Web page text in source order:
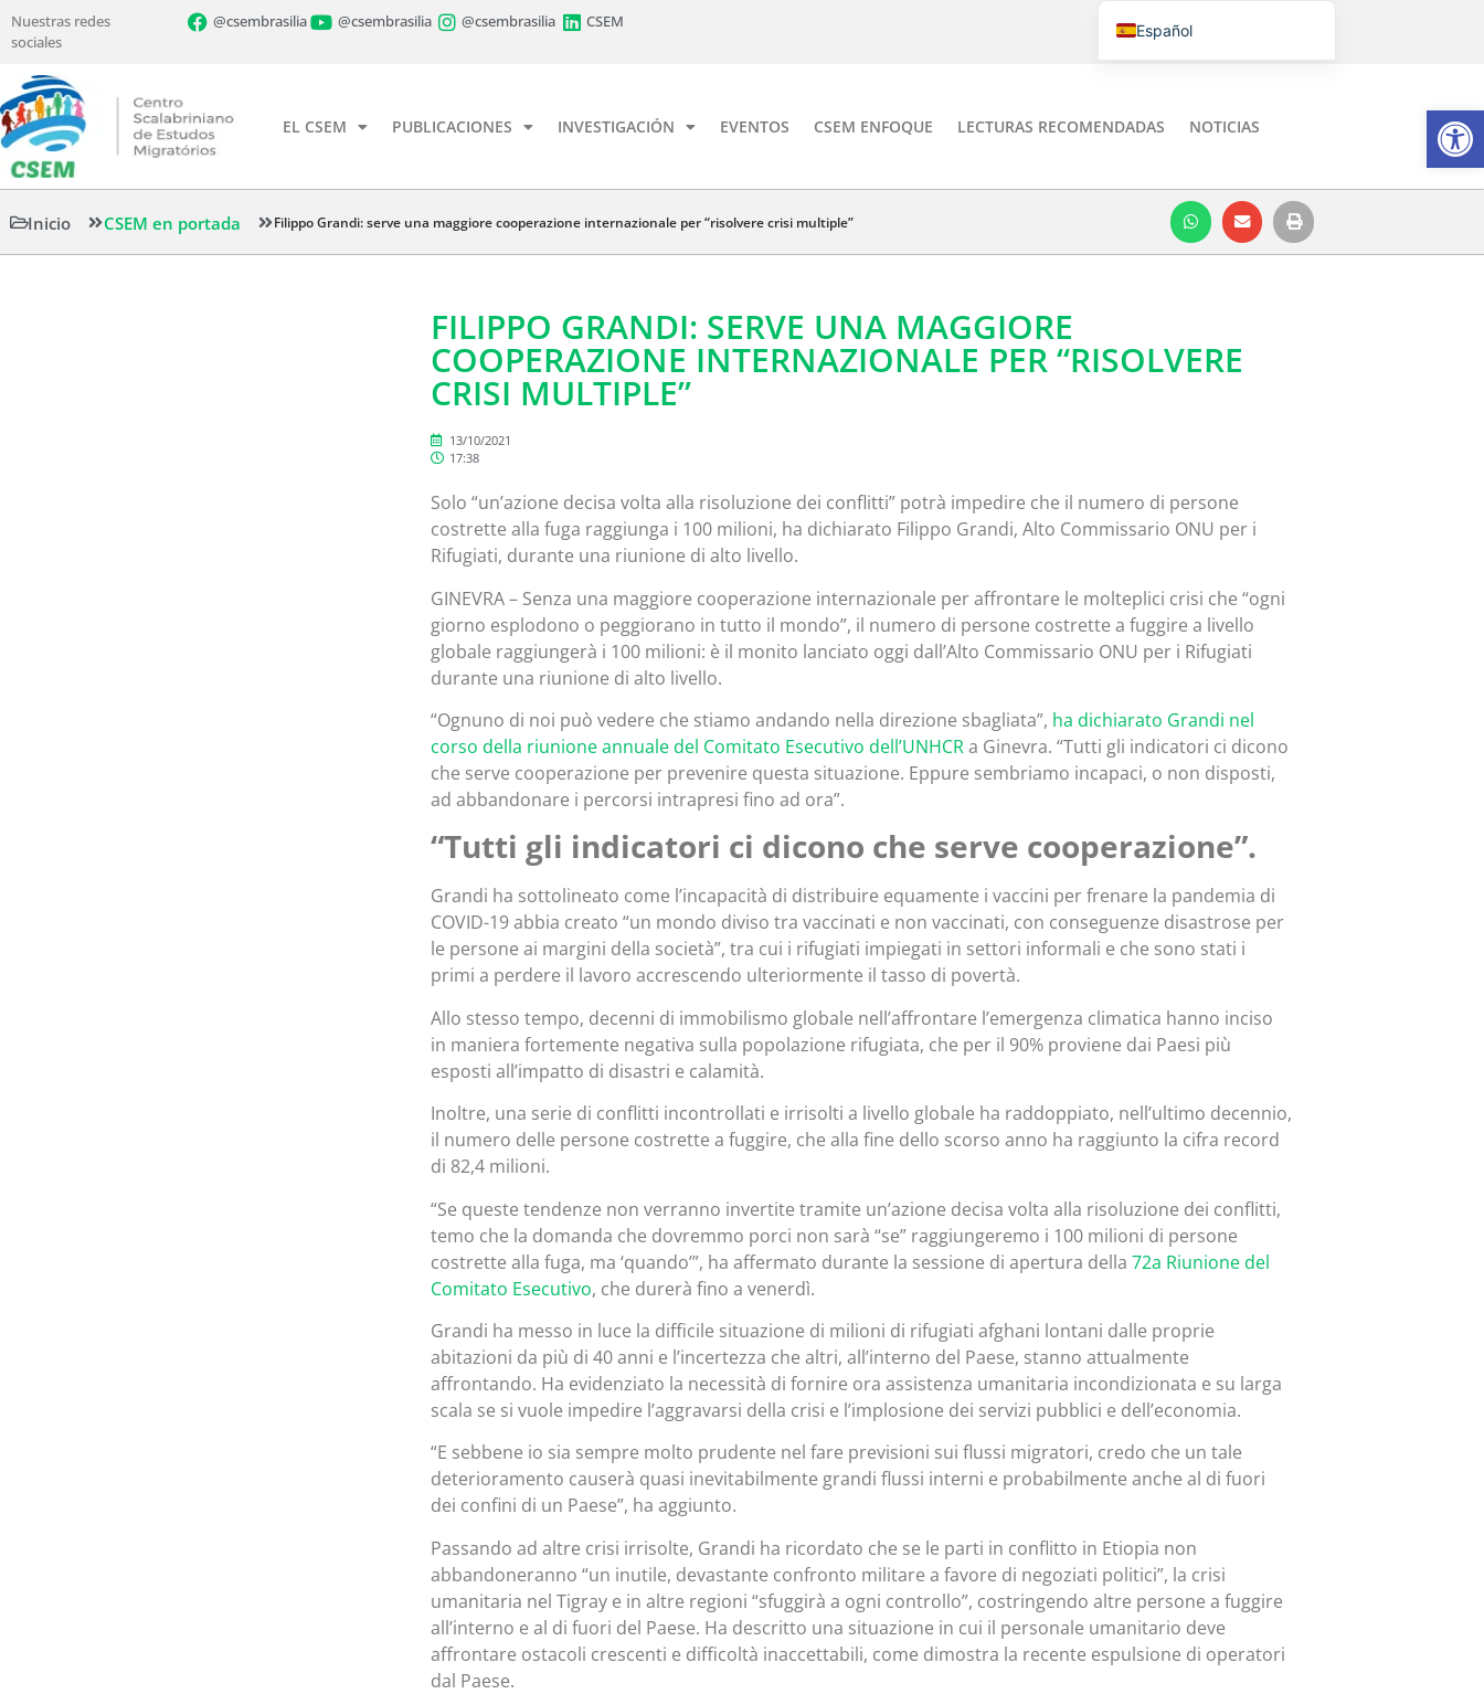
Nuestras redes
sociales
@csembrasilia @csembrasilia @csembrasilia CSEM
EL CSEM PUBLICACIONES INVESTIGACIÓN EVENTOS CSEM ENFOQUE LECTURAS RECOMENDADAS NOTICIAS
Inicio CSEM en portada Filippo Grandi: serve una maggiore cooperazione internazionale per “risolvere crisi multiple”
FILIPPO GRANDI: SERVE UNA MAGGIORE
COOPERAZIONE INTERNAZIONALE PER “RISOLVERE
CRISI MULTIPLE”
13/10/2021
17:38
Solo “un’azione decisa volta alla risoluzione dei conflitti” potrà impedire che il numero di persone
costrette alla fuga raggiunga i 100 milioni, ha dichiarato Filippo Grandi, Alto Commissario ONU per i
Rifugiati, durante una riunione di alto livello.
GINEVRA – Senza una maggiore cooperazione internazionale per affrontare le molteplici crisi che “ogni
giorno esplodono o peggiorano in tutto il mondo”, il numero di persone costrette a fuggire a livello
globale raggiungerà i 100 milioni: è il monito lanciato oggi dall’Alto Commissario ONU per i Rifugiati
durante una riunione di alto livello.
“Ognuno di noi può vedere che stiamo andando nella direzione sbagliata”, ha dichiarato Grandi nel
corso della riunione annuale del Comitato Esecutivo dell’UNHCRa Ginevra. “Tutti gli indicatori ci dicono
che serve cooperazione per prevenire questa situazione. Eppure sembriamo incapaci, o non disposti,
ad abbandonare i percorsi intrapresi fino ad ora”.
“Tutti gli indicatori ci dicono che serve cooperazione”.
Grandi ha sottolineato come l’incapacità di distribuire equamente i vaccini per frenare la pandemia di
COVID-19 abbia creato “un mondo diviso tra vaccinati e non vaccinati, con conseguenze disastrose per
le persone ai margini della società”, tra cui i rifugiati impiegati in settori informali e che sono stati i
primi a perdere il lavoro accrescendo ulteriormente il tasso di povertà.
Allo stesso tempo, decenni di immobilismo globale nell’affrontare l’emergenza climatica hanno inciso
in maniera fortemente negativa sulla popolazione rifugiata, che per il 90% proviene dai Paesi più
esposti all’impatto di disastri e calamità.
Inoltre, una serie di conflitti incontrollati e irrisolti a livello globale ha raddoppiato, nell’ultimo decennio,
il numero delle persone costrette a fuggire, che alla fine dello scorso anno ha raggiunto la cifra record
di 82,4 milioni.
“Se queste tendenze non verranno invertite tramite un’azione decisa volta alla risoluzione dei conflitti,
temo che la domanda che dovremmo porci non sarà “se” raggiungeremo i 100 milioni di persone
costrette alla fuga, ma ‘quando’”, ha affermato durante la sessione di apertura della 72a Riunione del
Comitato Esecutivo, che durerà fino a venerdì.
Grandi ha messo in luce la difficile situazione di milioni di rifugiati afghani lontani dalle proprie
abitazioni da più di 40 anni e l’incertezza che altri, all’interno del Paese, stanno attualmente
affrontando. Ha evidenziato la necessità di fornire ora assistenza umanitaria incondizionata e su larga
scala se si vuole impedire l’aggravarsi della crisi e l’implosione dei servizi pubblici e dell’economia.
“E sebbene io sia sempre molto prudente nel fare previsioni sui flussi migratori, credo che un tale
deterioramento causerà quasi inevitabilmente grandi flussi interni e probabilmente anche al di fuori
dei confini di un Paese”, ha aggiunto.
Passando ad altre crisi irrisolte, Grandi ha ricordato che se le parti in conflitto in Etiopia non
abbandoneranno “un inutile, devastante confronto militare a favore di negoziati politici”, la crisi
umanitaria nel Tigray e in altre regioni “sfuggirà a ogni controllo”, costringendo altre persone a fuggire
all’interno e al di fuori del Paese. Ha descritto una situazione in cui il personale umanitario deve
affrontare ostacoli crescenti e difficoltà inaccettabili, come dimostra la recente espulsione di operatori
dal Paese.
Español